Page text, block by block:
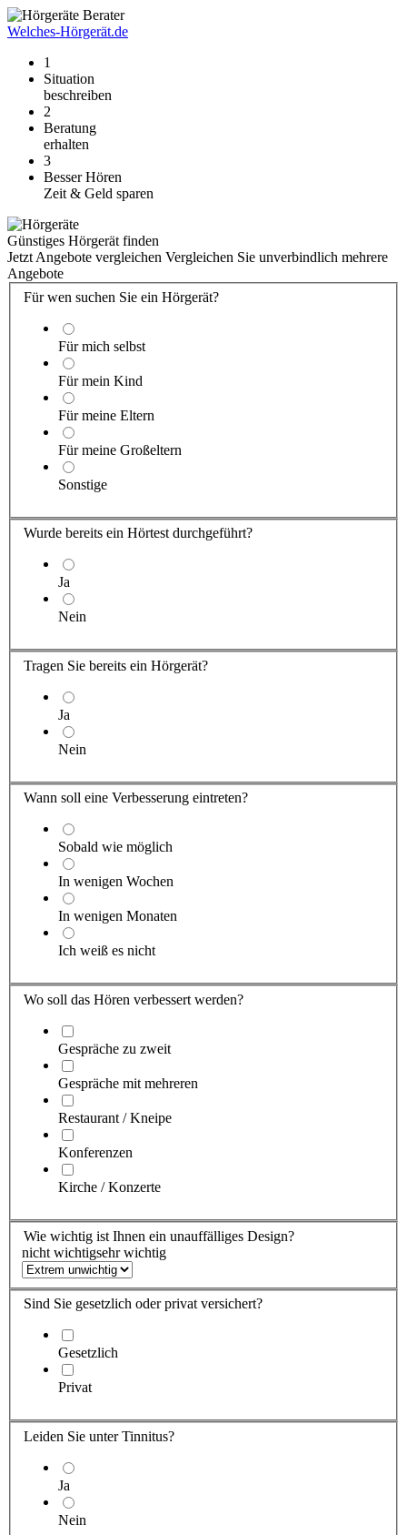
Welches-Hörgerät.de
1
Situation
beschreiben
2
Beratung
erhalten
3
Besser Hören
Zeit & Geld sparen
Günstiges Hörgerät finden
Jetzt Angebote vergleichen Vergleichen Sie unverbindlich mehrere
Angebote
Für wen suchen Sie ein Hörgerät?
Für mich selbst
Für mein Kind
Für meine Eltern
Für meine Großeltern
Sonstige
Wurde bereits ein Hörtest durchgeführt?
Ja
Nein
Tragen Sie bereits ein Hörgerät?
Ja
Nein
Wann soll eine Verbesserung eintreten?
Sobald wie möglich
In wenigen Wochen
In wenigen Monaten
Ich weiß es nicht
Wo soll das Hören verbessert werden?
Gespräche zu zweit
Gespräche mit mehreren
Restaurant / Kneipe
Konferenzen
Kirche / Konzerte
Wie wichtig ist Ihnen ein unauffälliges Design?
nicht wichtigsehr wichtig
Sind Sie gesetzlich oder privat versichert?
Gesetzlich
Privat
Leiden Sie unter Tinnitus?
Ja
Nein